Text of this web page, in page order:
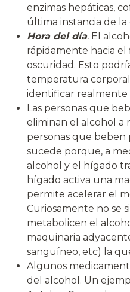
enzimas hepáticas,
última instancia de la
Hora del día. El
rápidamente hacia el
oscuridad. Esto
temperatura
identificar realmente
Las personas que
eliminan el alcohol a
personas que beben
sucede porque, a
alcohol y el hígado
hígado activa una
permite acelerar el
Curiosamente no se
metabolicen el
maquinaria
sanguíneo, etc) la
Algunos
del alcohol. Un